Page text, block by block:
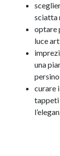
sciatta
optare
luce
una
curare
tappeti